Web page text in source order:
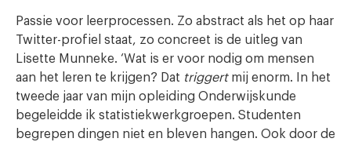
Passie voor leerprocessen. Zo abstract als het op haar
Twitter-profiel staat, zo concreet is de uitleg van
Lisette Munneke. ‘Wat is er voor nodig om mensen
aan het leren te krijgen? Dat triggertmij enorm. In het
tweede jaar van mijn opleiding Onderwijskunde
begeleidde ik statistiekwerkgroepen. Studenten
begrepen dingen niet en bleven hangen. Ook door de